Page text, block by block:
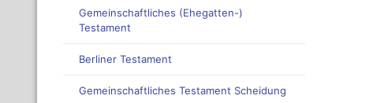
Gemeinschaftliches (Ehegatten-)
Testament
Berliner Testament
Gemeinschaftliches Testament Scheidung